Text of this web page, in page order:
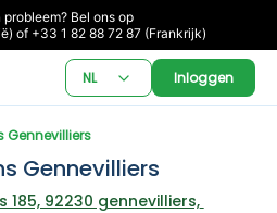
probleem? Bel ons op
of +33 1 82 88 72 87 (Frankrijk)
NL Inloggen
Gennevilliers
Gennevilliers
185, 92230 gennevilliers,